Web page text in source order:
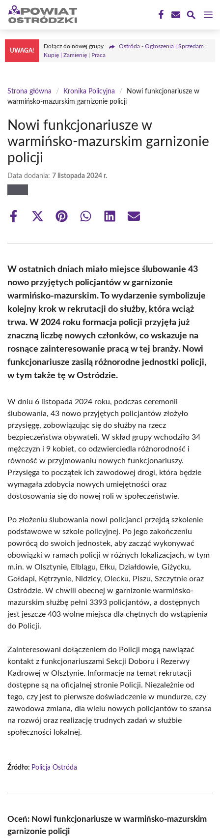
Przejdź
treści
UWAGA!
Dołącz do nowej grupy
Ostróda - Ogłoszenia | Sprzedam |
Kupię | Zamienię | Praca
Strona główna / Kronika Policyjna /
Nowi funkcjonariusze w
warmińsko-mazurskim garnizonie policji
Nowi funkcjonariusze w
warmińsko-mazurskim garnizonie
policji
Data dodania: 7 listopada 2024 r.
Share
Share
(Twitter)
Share Share Share Share
W ostatnich dniach miało miejsce ślubowanie 43
nowo przyjętych policjantów w garnizonie
warmińsko-mazurskim. To wydarzenie symbolizuje
kolejny krok w rekrutacji do służby, która wciąż
trwa. W 2024 roku formacja policji przyjęła już
znaczną liczbę nowych członków, co wskazuje na
rosnące zainteresowanie pracą w tej branży. Nowi
funkcjonariusze zasilą różnorodne jednostki policji,
w tym także tę w Ostródzie.
W dniu 6 listopada 2024 roku, podczas ceremonii
ślubowania, 43 nowo przyjętych policjantów złożyło
przysięgę, zobowiązując się do służby na rzecz
bezpieczeństwa obywateli. W skład grupy wchodziło 34
mężczyzn i 9 kobiet, co odzwierciedla różnorodność i
równość w przyjmowaniu nowych funkcjonariuszy.
Przysięga to początek ich zawodowej drogi, która będzie
wymagała zdobycia nowych umiejętności oraz
dostosowania się do nowej roli w społeczeństwie.
Po złożeniu ślubowania nowi policjanci przejdą szkolenie
podstawowe w szkole policyjnej. Po jego zakończeniu
powrócą do swoich jednostek, aby zacząć wykonywać
obowiązki w ramach policji w różnych lokalizacjach, w tym
m.in. w Olsztynie, Elblągu, Ełku, Działdowie, Giżycku,
Gołdapi, Kętrzynie, Nidzicy, Olecku, Piszu, Szczytnie oraz
Ostródzie. W chwili obecnej w garnizonie warmińsko-
mazurskim służbę pełni 3393 policjantów, a dostępnych
jest jeszcze 403 wolne miejsca dla chętnych do wstąpienia
do Policji.
Zainteresowani dołączeniem do Policji mogą nawiązać
kontakt z funkcjonariuszami Sekcji Doboru i Rezerwy
Kadrowej w Olsztynie. Informacje na temat rekrutacji
dostępne są na oficjalnej stronie Policji. Niezależnie od
tego, czy jest to pierwsze doświadczenie w mundurze, czy
zawodowa zmiana, dla wielu nowych policjantów to szansa
na rozwój oraz realizację trudnych zadań w służbie
społeczności lokalnej.
Źródło: Policja Ostróda
Oceń: Nowi funkcjonariusze w warmińsko-mazurskim
garnizonie policji